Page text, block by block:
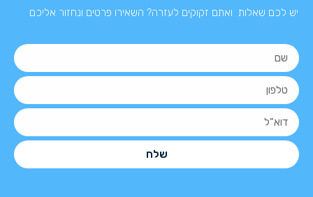
יש לכם שאלות ואתם זקוקים לעזרה? השאירו פרטים ונחזור אליכם
שלח